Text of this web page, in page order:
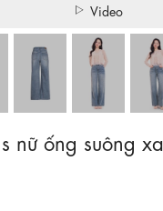
Video
nữ ống suông